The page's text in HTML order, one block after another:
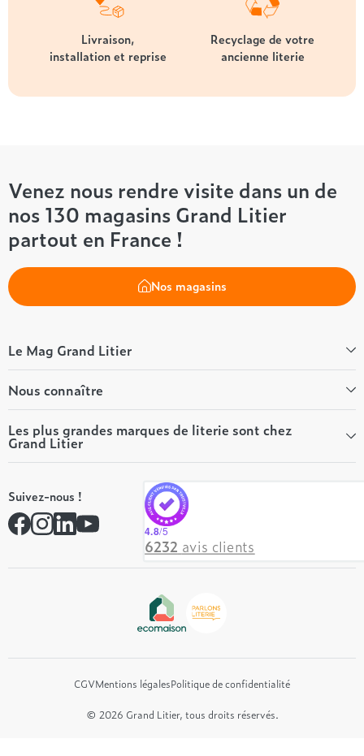
Livraison,
installation et reprise
Recyclage de votre
ancienne literie
Venez nous rendre visite dans un de
nos 130 magasins Grand Litier
partout en France !
Nos magasins
Le Mag Grand Litier
Bien-être
Conseils literie
Tous les articles du Mag
Tous nos guides
Nous connaître
Qui sommes-nous ?
Nos valeurs
Nos engagements
Rejoindre notre réseau
Contactez-nous
Les plus grandes marques de literie sont chez
Grand Litier
André Renault
Simmons
Hôtel & Lodge
Suivez-nous !
4.8/5
6232 avis clients
CGVMentions légalesPolitique de confidentialité
© 2026 Grand Litier, tous droits réservés.